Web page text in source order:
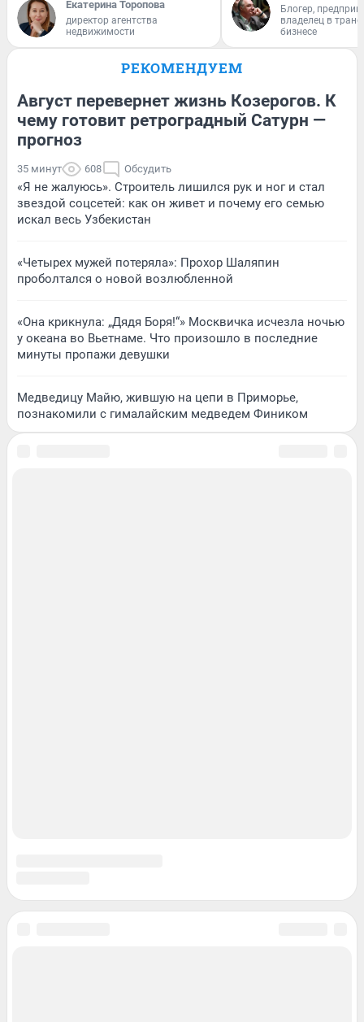
Екатерина Торопова
директор агентства
недвижимости
Блогер,
владелец в
бизнесе
РЕКОМЕНДУЕМ
Август перевернет жизнь Козерогов. К
чему готовит ретроградный Сатурн —
прогноз
35 минут 608 Обсудить
«Я не жалуюсь». Строитель лишился рук и ног и стал
звездой соцсетей: как он живет и почему его семью
искал весь Узбекистан
«Четырех мужей потеряла»: Прохор Шаляпин
проболтался о новой возлюбленной
«Она крикнула: „Дядя Боря!“» Москвичка исчезла ночью
у океана во Вьетнаме. Что произошло в последние
минуты пропажи девушки
Медведицу Майю, жившую на цепи в Приморье,
познакомили с гималайским медведем Фиником